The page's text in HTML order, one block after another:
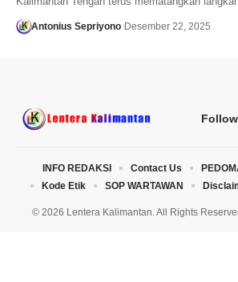
Antonius Sepriyono Desember 22, 2025
© 2026 Lentera Kalimantan. All Rights
INFO REDAKSI Contact Us
Kode Etik
SOP WARTAWAN